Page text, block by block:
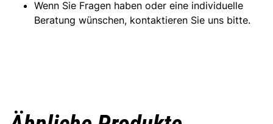
Wenn Sie Fragen haben oder eine individuelle
Beratung wünschen, kontaktieren Sie uns bitte.